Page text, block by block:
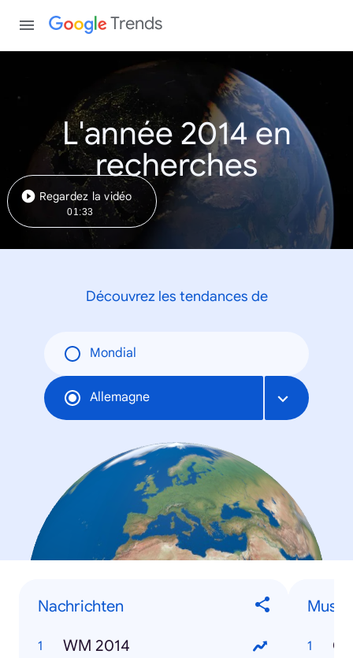
Trends
L'année 2014 en
recherches
Regardez la vidéo
01:33
Découvrez les tendances de
Mondial
Allemagne
Nachrichten
WM 2014
Musik